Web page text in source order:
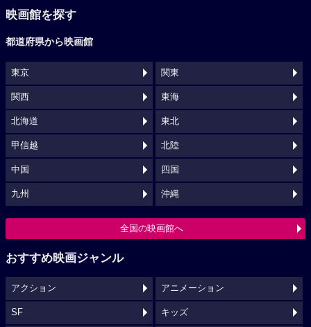
映画館を探す
都道府県から映画館
東京 関東
関西 東海
北海道 東北
甲信越 北陸
中国 四国
九州 沖縄
全国の映画館へ
おすすめ映画ジャンル
アクション アニメーション
SF キッズ